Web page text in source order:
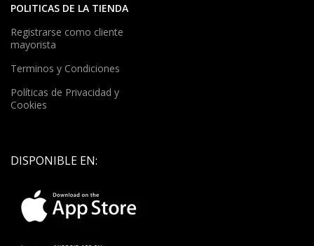
POLITICAS DE LA TIENDA
Registrarse como cliente
mayorista
Terminos y Condiciones
Políticas de Privacidad y
Cookies
DISPONIBLE EN: